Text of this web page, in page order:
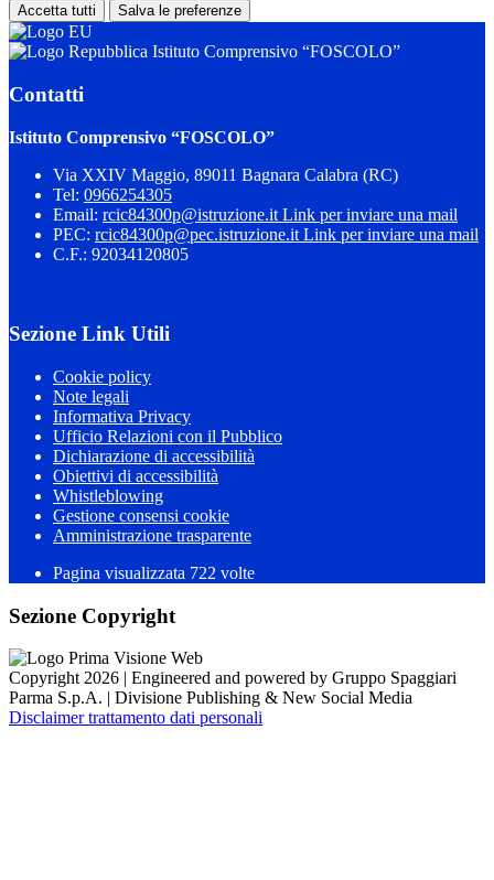
Accetta tutti Salva le preferenze
Istituto Comprensivo “FOSCOLO”
Contatti
Istituto Comprensivo “FOSCOLO”
Via XXIV Maggio, 89011 Bagnara Calabra (RC)
Tel: 0966254305
Email: rcic84300p@istruzione.it Link per inviare una mail
PEC: rcic84300p@pec.istruzione.it Link per inviare una mail
C.F.: 92034120805
Sezione Link Utili
Cookie policy
Note legali
Informativa Privacy
Ufficio Relazioni con il Pubblico
Dichiarazione di accessibilità
Obiettivi di accessibilità
Whistleblowing
Gestione consensi cookie
Amministrazione trasparente
Pagina visualizzata 722 volte
Sezione Copyright
Copyright 2026 | Engineered and powered by Gruppo Spaggiari
Parma S.p.A. | Divisione Publishing & New Social Media
Disclaimer trattamento dati personali